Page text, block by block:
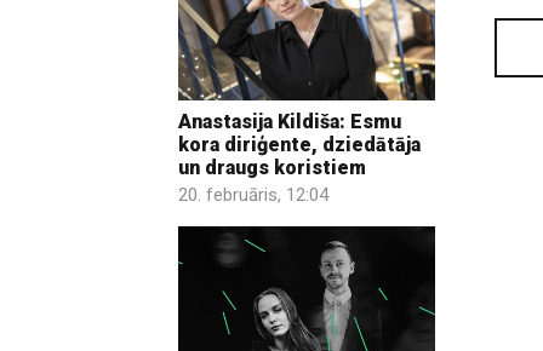
Anastasija Kildiša: Esmu
kora diriģente, dziedātāja
un draugs koristiem
20. februāris, 12:04